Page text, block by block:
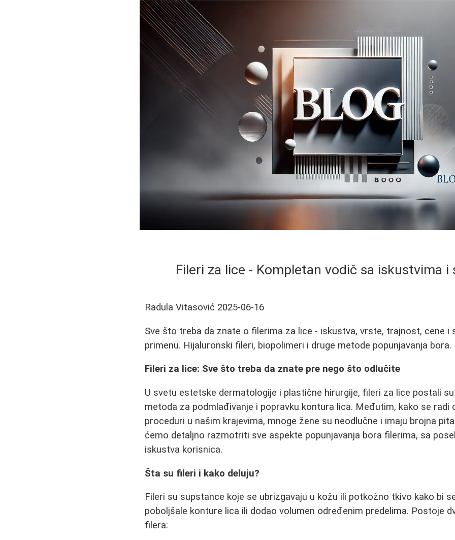
Fileri za lice - Kompletan vodič sa iskustvima i
Radula Vitasović 2025-06-16
Sve što treba da znate o filerima za lice - iskustva, vrste, trajnost, cene i
primenu. Hijaluronski fileri, biopolimeri i druge metode popunjavanja bora.
Fileri za lice: Sve što treba da znate pre nego što odlučite
U svetu estetske dermatologije i plastične hirurgije, fileri za lice postali
metoda za podmlađivanje i popravku kontura lica. Međutim, kako se radi
proceduri u našim krajevima, mnoge žene su neodlučne i imaju brojna
ćemo detaljno razmotriti sve aspekte popunjavanja bora filerima, sa
iskustva korisnica.
Šta su fileri i kako deluju?
Fileri su supstance koje se ubrizgavaju u kožu ili potkožno tkivo kako bi
poboljšale konture lica ili dodao volumen određenim predelima. Postoje
filera: